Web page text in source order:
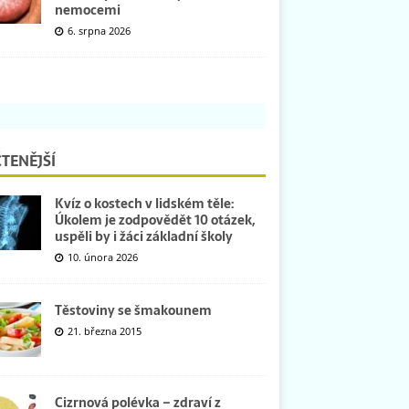
nemocemi
6. srpna 2026
Kvíz o kostech v lidském těle:
Úkolem je zodpovědět 10 otázek,
uspěli by i žáci základní školy
10. února 2026
Těstoviny se šmakounem
21. března 2015
Cizrnová polévka – zdraví z